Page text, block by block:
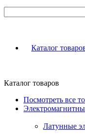
Каталог
Каталог товаров
Посмотреть все
Латунные